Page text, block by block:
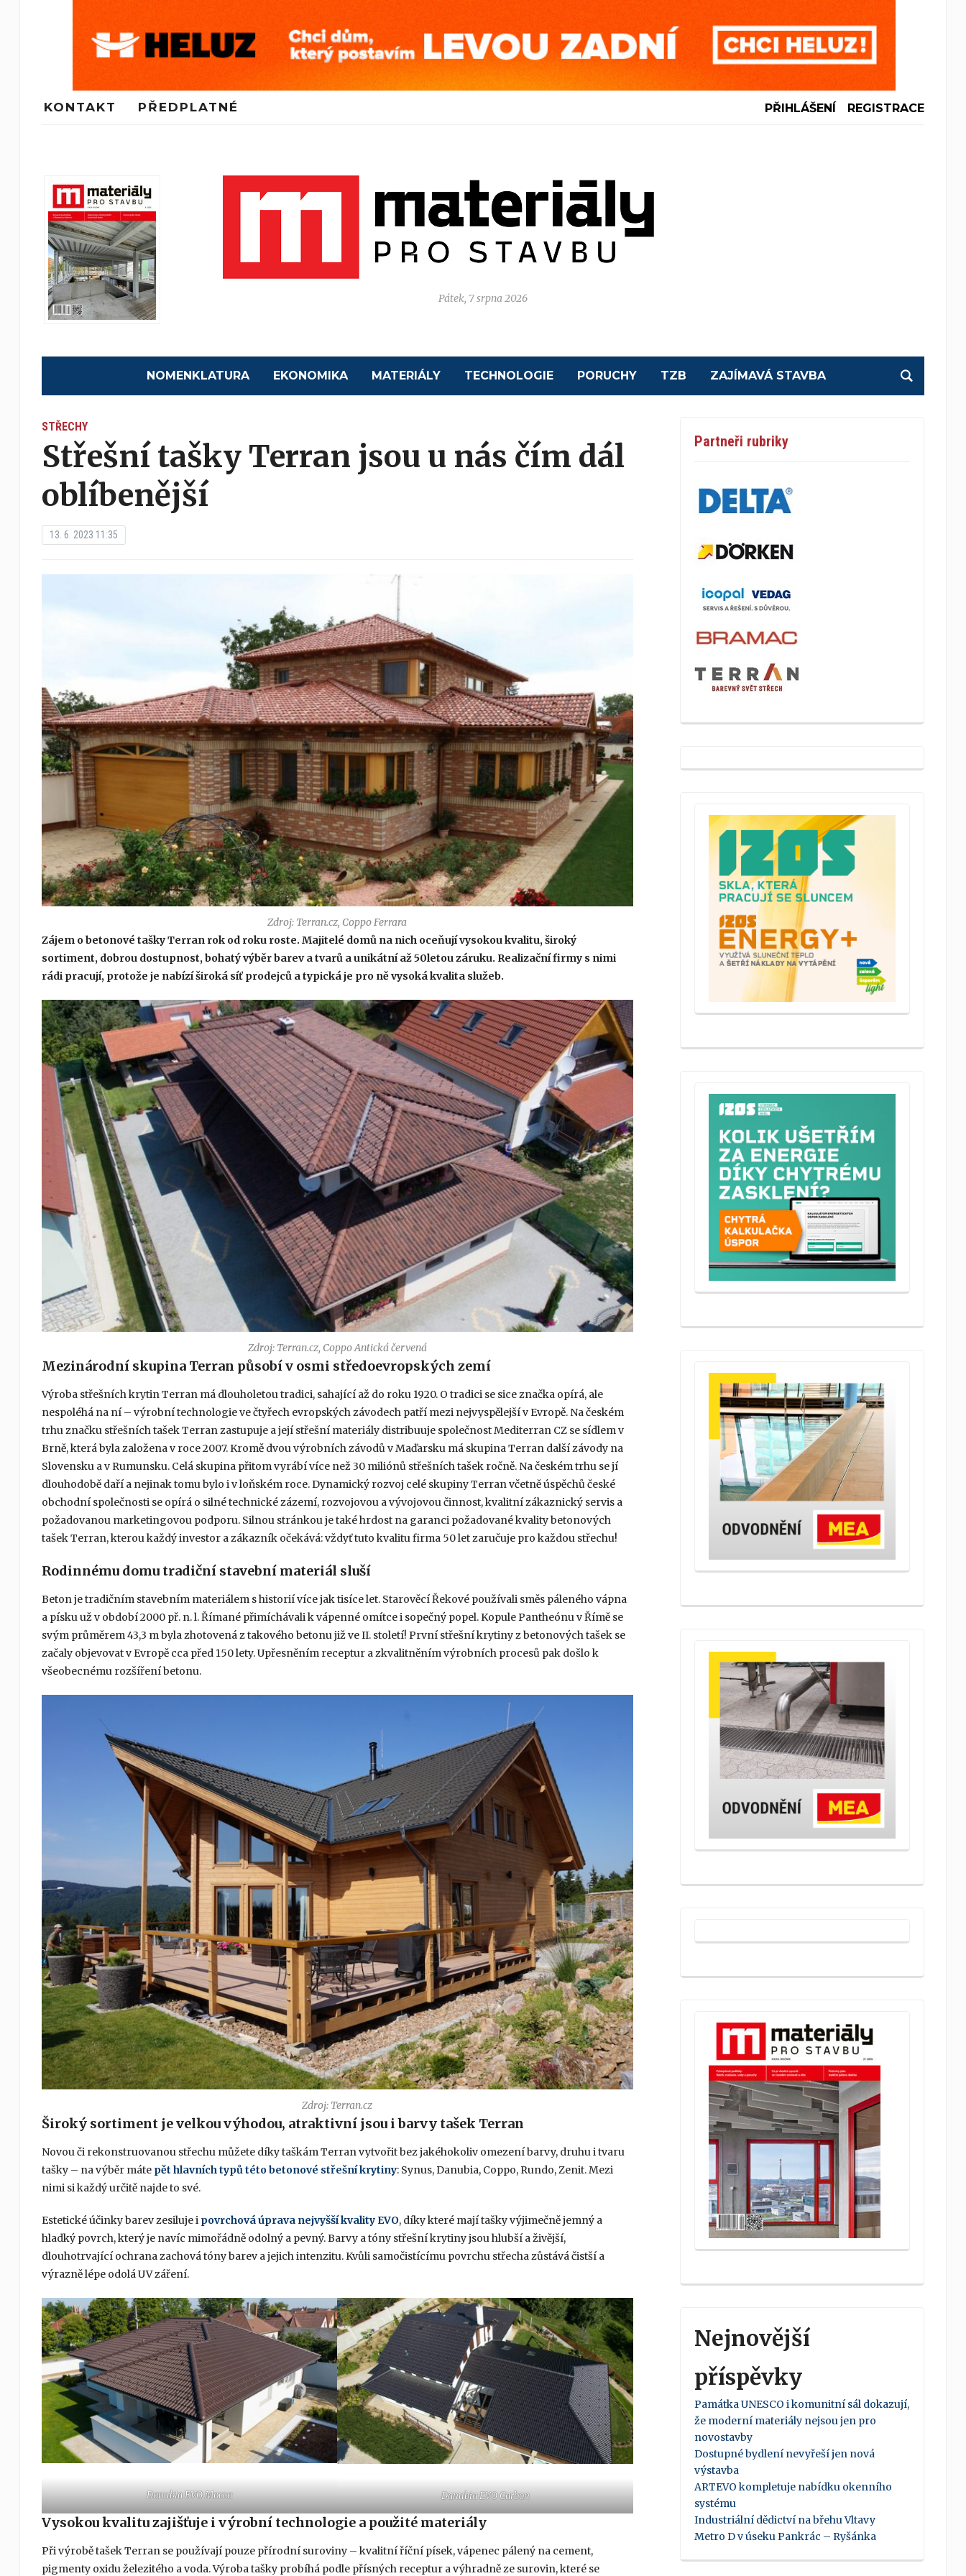
KONTAKT PŘEDPLATNÉ PŘIHLÁŠENÍ REGISTRACE
Pátek, 7 srpna 2026
NOMENKLATURA EKONOMIKA MATERIÁLY TECHNOLOGIE PORUCHY TZB ZAJÍMAVÁ STAVBA
STŘECHY
Střešní tašky Terran jsou u nás čím dál
oblíbenější
13. 6. 2023 11:35
Zdroj: Terran.cz, Coppo Ferrara
Zájem o betonové tašky Terran rok od roku roste. Majitelé domů na nich oceňují vysokou kvalitu, široký
sortiment, dobrou dostupnost, bohatý výběr barev a tvarů a unikátní až 50letou záruku. Realizační firmy s nimi
rádi pracují, protože je nabízí široká síť prodejců a typická je pro ně vysoká kvalita služeb.
Zdroj: Terran.cz, Coppo Antická červená
Mezinárodní skupina Terran působí v osmi středoevropských zemí
Výroba střešních krytin Terran má dlouholetou tradici, sahající až do roku 1920. O tradici se sice značka opírá, ale
nespoléhá na ní – výrobní technologie ve čtyřech evropských závodech patří mezi nejvyspělejší v Evropě. Na českém
trhu značku střešních tašek Terran zastupuje a její střešní materiály distribuuje společnost Mediterran CZ se sídlem v
Brně, která byla založena v roce 2007. Kromě dvou výrobních závodů v Maďarsku má skupina Terran další závody na
Slovensku a v Rumunsku. Celá skupina přitom vyrábí více než 30 miliónů střešních tašek ročně. Na českém trhu se jí
dlouhodobě daří a nejinak tomu bylo i v loňském roce. Dynamický rozvoj celé skupiny Terran včetně úspěchů české
obchodní společnosti se opírá o silné technické zázemí, rozvojovou a vývojovou činnost, kvalitní zákaznický servis a
požadovanou marketingovou podporu. Silnou stránkou je také hrdost na garanci požadované kvality betonových
tašek Terran, kterou každý investor a zákazník očekává: vždyť tuto kvalitu firma 50 let zaručuje pro každou střechu!
Rodinnému domu tradiční stavební materiál sluší
Beton je tradičním stavebním materiálem s historií více jak tisíce let. Starověcí Řekové používali směs páleného vápna
a písku už v období 2000 př. n. l. Římané přimíchávali k vápenné omítce i sopečný popel. Kopule Pantheónu v Římě se
svým průměrem 43,3 m byla zhotovená z takového betonu již ve II. století! První střešní krytiny z betonových tašek se
začaly objevovat v Evropě cca před 150 lety. Upřesněním receptur a zkvalitněním výrobních procesů pak došlo k
všeobecnému rozšíření betonu.
Zdroj: Terran.cz
Široký sortiment je velkou výhodou, atraktivní jsou i barvy tašek Terran
Novou či rekonstruovanou střechu můžete díky taškám Terran vytvořit bez jakéhokoliv omezení barvy, druhu i tvaru
tašky – na výběr máte pět hlavních typů této betonové střešní krytiny: Synus, Danubia, Coppo, Rundo, Zenit. Mezi
nimi si každý určitě najde to své.
Estetické účinky barev zesiluje i povrchová úprava nejvyšší kvality EVO, díky které mají tašky výjimečně jemný a
hladký povrch, který je navíc mimořádně odolný a pevný. Barvy a tóny střešní krytiny jsou hlubší a živější,
dlouhotrvající ochrana zachová tóny barev a jejich intenzitu. Kvůli samočistícímu povrchu střecha zůstává čistší a
výrazně lépe odolá UV záření.
Danubia EVO Mocca Danubia EVO Carbon
Vysokou kvalitu zajišťuje i výrobní technologie a použité materiály
Při výrobě tašek Terran se používají pouze přírodní suroviny – kvalitní říční písek, vápenec pálený na cement,
pigmenty oxidu železitého a voda. Výroba tašky probíhá podle přísných receptur a výhradně ze surovin, které se
Partneři rubriky
Nejnovější
příspěvky
Památka UNESCO i komunitní sál dokazují,
že moderní materiály nejsou jen pro
novostavby
Dostupné bydlení nevyřeší jen nová
výstavba
ARTEVO kompletuje nabídku okenního
systému
Industriální dědictví na břehu Vltavy
Metro D v úseku Pankrác – Ryšánka